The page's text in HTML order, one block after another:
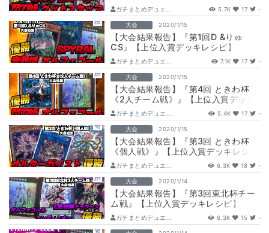
ピ】
ガチまとめデュエ... 5.7K 17 -
大会 2020/1/15
【大会結果報告】『第1回D &りゅ
CS』【上位入賞デッキレシピ】
ガチまとめデュエ... 7.1K 17 -
大会 2020/1/15
【大会結果報告】『第4回 ときわ杯
《2人チーム戦》』【上位入賞デッキ
レシピ】
ガチまとめデュエ... 5.4K 17 -
大会 2020/1/15
【大会結果報告】『第3回 ときわ杯
《個人戦》』【上位入賞デッキレシ
ピ】
ガチまとめデュエ... 6.3K 18 -
大会 2020/1/14
【大会結果報告】『第3回東北杯チー
ム戦』【上位入賞デッキレシピ】
ガチまとめデュエ... 6.3K 15 -